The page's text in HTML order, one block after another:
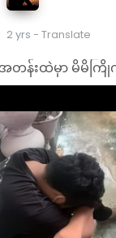
2 yrs - Translate
တန်းထဲမှာ မိမိက